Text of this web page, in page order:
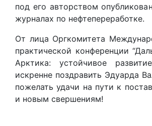
под его авторством
журналах по нефтепереработке.
От лица Оргкомитета
практической конференции
Арктика: устойчивое
искренне поздравить Эдуарда
пожелать удачи на пути к
и новым свершениям!